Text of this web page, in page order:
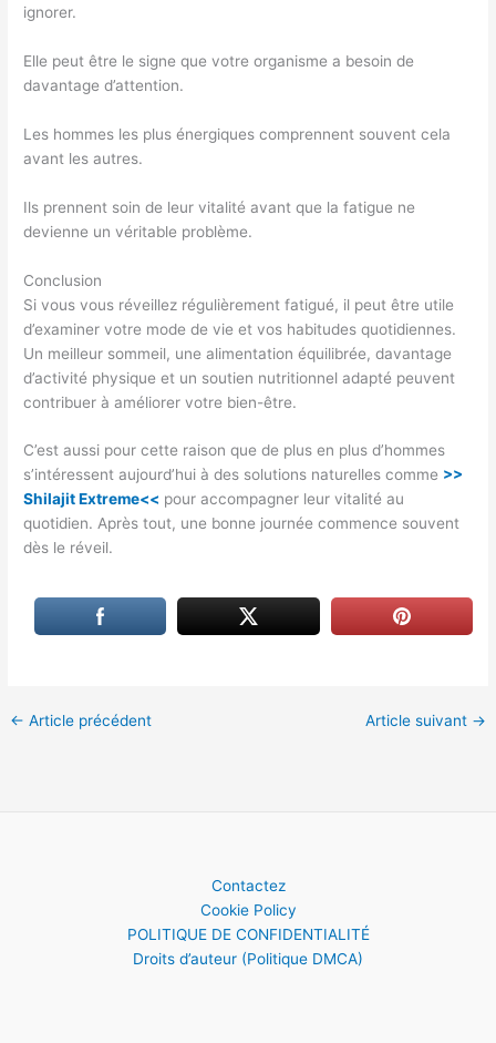
ignorer.
Elle peut être le signe que votre organisme a besoin de
davantage d’attention.
Les hommes les plus énergiques comprennent souvent cela
avant les autres.
Ils prennent soin de leur vitalité avant que la fatigue ne
devienne un véritable problème.
Conclusion
Si vous vous réveillez régulièrement fatigué, il peut être utile
d’examiner votre mode de vie et vos habitudes quotidiennes.
Un meilleur sommeil, une alimentation équilibrée, davantage
d’activité physique et un soutien nutritionnel adapté peuvent
contribuer à améliorer votre bien-être.
C’est aussi pour cette raison que de plus en plus d’hommes
s’intéressent aujourd’hui à des solutions naturelles comme >>
Shilajit Extreme<< pour accompagner leur vitalité au
quotidien. Après tout, une bonne journée commence souvent
dès le réveil.
← Article précédent Article suivant →
Contactez
Cookie Policy
POLITIQUE DE CONFIDENTIALITÉ
Droits d’auteur (Politique DMCA)